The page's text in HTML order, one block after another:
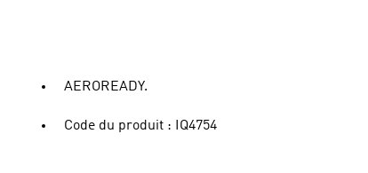
AEROREADY.
Code du produit : IQ4754